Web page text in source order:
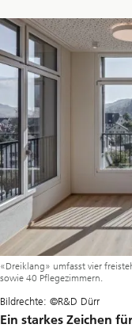
«Dreiklang» umfasst vier
sowie 40 Pflegezimmern.
Bildrechte: ©R&D Dürr
Ein starkes Zeichen